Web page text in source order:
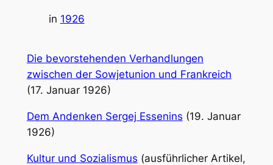
in 1926
Die bevorstehenden Verhandlungen
zwischen der Sowjetunion und Frankreich
(17. Januar 1926)
Dem Andenken Sergej Essenins (19. Januar
1926)
Kultur und Sozialismus (ausführlicher Artikel,